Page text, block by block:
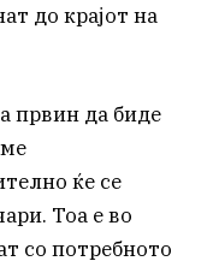
до крајот на
првин да биде
ќе се
Тоа е во
со потребното